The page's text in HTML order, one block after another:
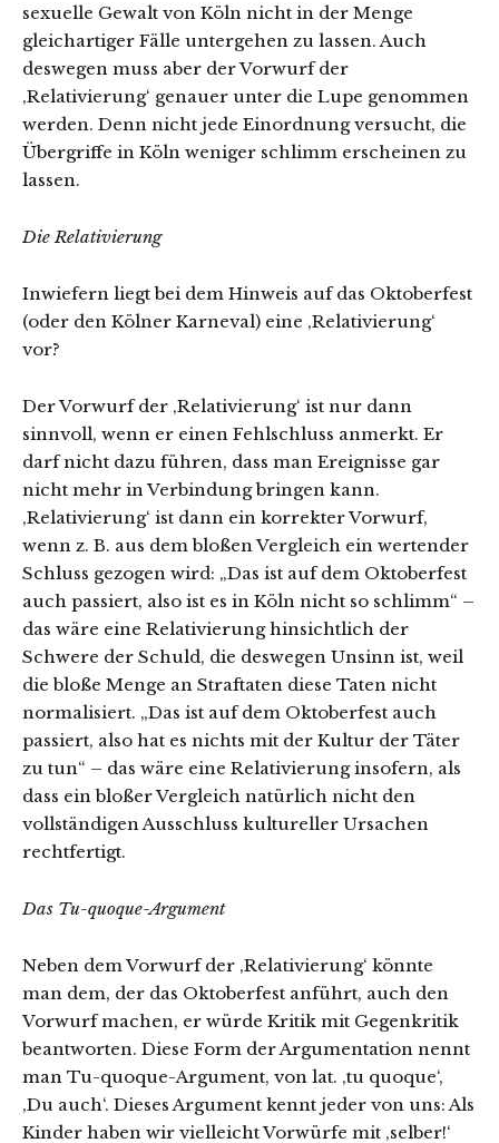
sexuelle Gewalt von Köln nicht in der Menge
gleichartiger Fälle untergehen zu lassen. Auch
deswegen muss aber der Vorwurf der
‚Relativierung‘ genauer unter die Lupe genommen
werden. Denn nicht jede Einordnung versucht, die
Übergriffe in Köln weniger schlimm erscheinen zu
lassen.
Die Relativierung
Inwiefern liegt bei dem Hinweis auf das Oktoberfest
(oder den Kölner Karneval) eine ‚Relativierung‘
vor?
Der Vorwurf der ‚Relativierung‘ ist nur dann
sinnvoll, wenn er einen Fehlschluss anmerkt. Er
darf nicht dazu führen, dass man Ereignisse gar
nicht mehr in Verbindung bringen kann.
‚Relativierung‘ ist dann ein korrekter Vorwurf,
wenn z. B. aus dem bloßen Vergleich ein wertender
Schluss gezogen wird: „Das ist auf dem Oktoberfest
auch passiert, also ist es in Köln nicht so schlimm“ –
das wäre eine Relativierung hinsichtlich der
Schwere der Schuld, die deswegen Unsinn ist, weil
die bloße Menge an Straftaten diese Taten nicht
normalisiert. „Das ist auf dem Oktoberfest auch
passiert, also hat es nichts mit der Kultur der Täter
zu tun“ – das wäre eine Relativierung insofern, als
dass ein bloßer Vergleich natürlich nicht den
vollständigen Ausschluss kultureller Ursachen
rechtfertigt.
Das Tu-quoque-Argument
Neben dem Vorwurf der ‚Relativierung‘ könnte
man dem, der das Oktoberfest anführt, auch den
Vorwurf machen, er würde Kritik mit Gegenkritik
beantworten. Diese Form der Argumentation nennt
man Tu-quoque-Argument, von lat. ‚tu quoque‘,
‚Du auch‘. Dieses Argument kennt jeder von uns: Als
Kinder haben wir vielleicht Vorwürfe mit ‚selber!‘